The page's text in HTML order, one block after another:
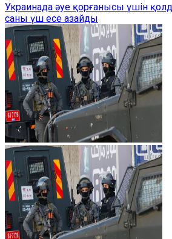
Украинада әуе қорғанысы үшін
саны үш есе азайды